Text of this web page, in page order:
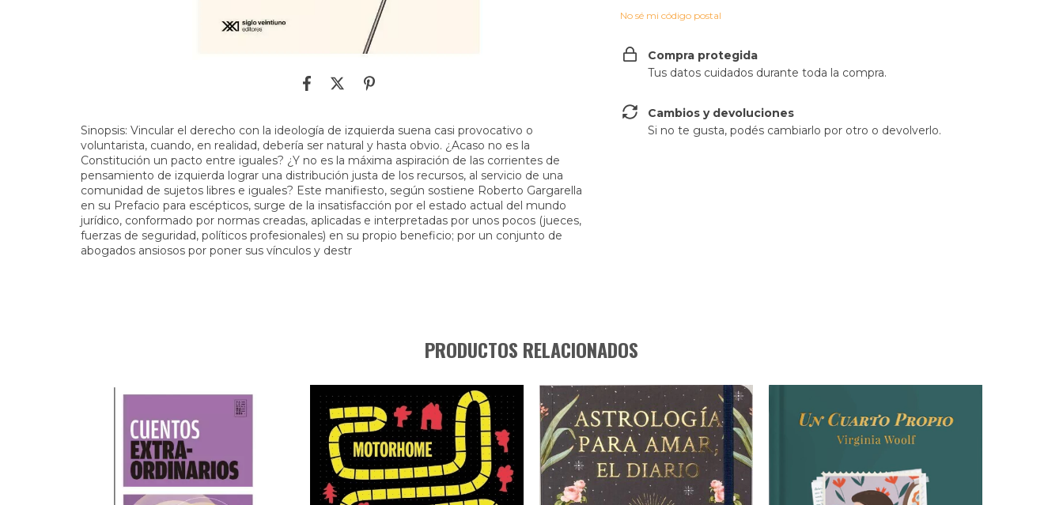
Sinopsis: Vincular el derecho con la ideología de izquierda suena casi provocativo o
voluntarista, cuando, en realidad, debería ser natural y hasta obvio. ¿Acaso no es la
Constitución un pacto entre iguales? ¿Y no es la máxima aspiración de las corrientes de
pensamiento de izquierda lograr una distribución justa de los recursos, al servicio de una
comunidad de sujetos libres e iguales? Este manifiesto, según sostiene Roberto Gargarella
en su Prefacio para escépticos, surge de la insatisfacción por el estado actual del mundo
jurídico, conformado por normas creadas, aplicadas e interpretadas por unos pocos (jueces,
fuerzas de seguridad, políticos profesionales) en su propio beneficio; por un conjunto de
abogados ansiosos por poner sus vínculos y destr
No sé mi código postal
Compra protegida
Tus datos cuidados durante toda la compra.
Cambios y devoluciones
Si no te gusta, podés cambiarlo por otro o devolverlo.
PRODUCTOS RELACIONADOS